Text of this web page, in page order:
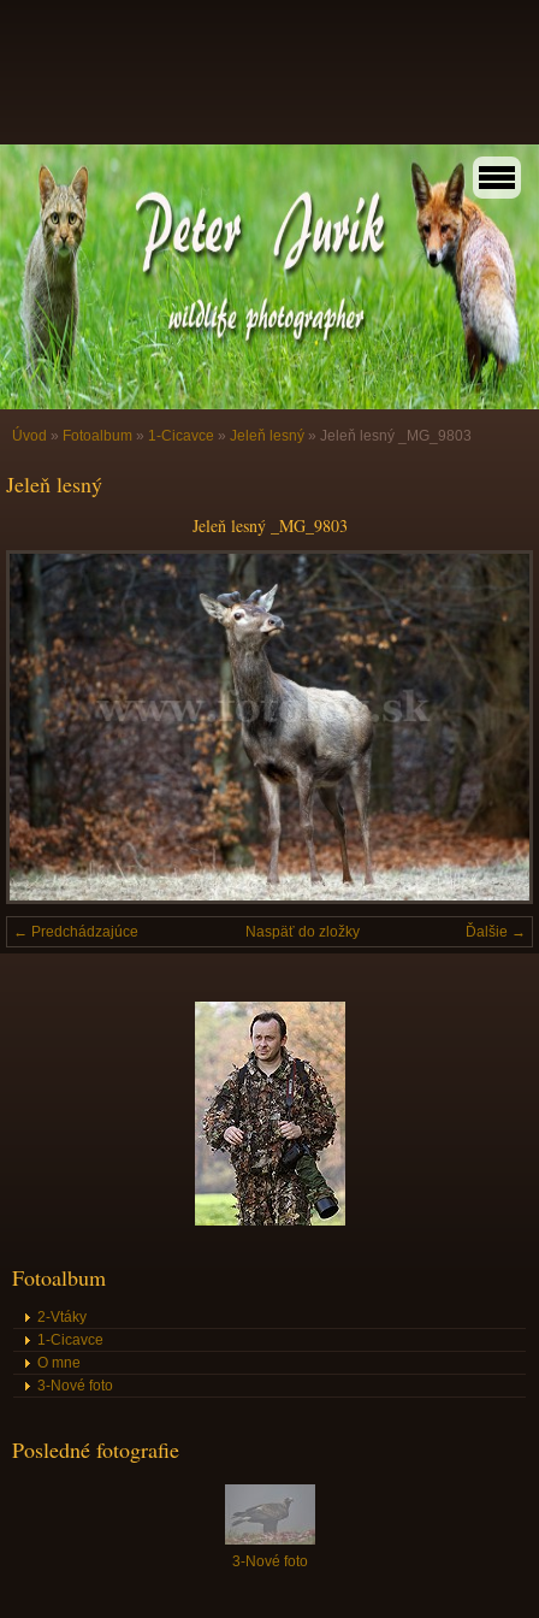
Úvod » Fotoalbum » 1-Cicavce » Jeleň lesný » Jeleň lesný _MG_9803
Jeleň lesný
Jeleň lesný _MG_9803
← Predchádzajúce Ďalšie →
Naspäť do zložky
Fotoalbum
2-Vtáky
1-Cicavce
O mne
3-Nové foto
Posledné fotografie
3-Nové foto